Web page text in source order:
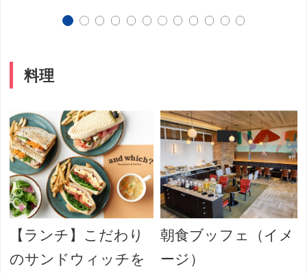
料理
【ランチ】こだわり
のサンドウィッチを
朝食ブッフェ（イメ
ージ）